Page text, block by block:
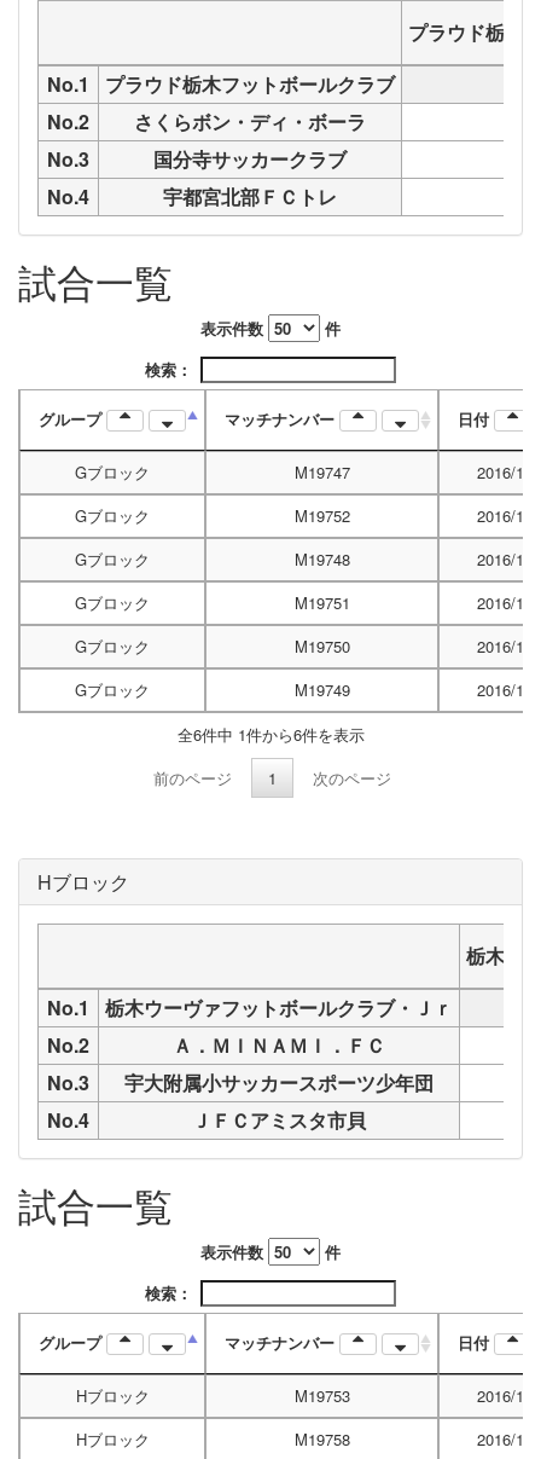
プラウド栃木
No.1
プラウド栃木フットボールクラブ
No.2
さくらボン・ディ・ボーラ
No.3
国分寺サッカークラブ
No.4
宇都宮北部ＦＣトレ
試合一覧
表示件数
件
検索：
グループ マッチナンバー 日付
Gブロック M19747
2016/12/
Gブロック
M19752
2016/12/
Gブロック
M19748
2016/12/
Gブロック
M19751
2016/12/
Gブロック
M19750
2016/12/
Gブロック
M19749
2016/12/
全6件中 1件から6件を表示
前のページ
1 次のページ
Hブロック
栃木ウ
No.1
栃木ウーヴァフットボールクラブ・Ｊｒ
No.2
Ａ．ＭＩＮＡＭＩ．ＦＣ
No.3
宇大附属小サッカースポーツ少年団
No.4
ＪＦＣアミスタ市貝
試合一覧
表示件数
件
検索：
グループ マッチナンバー 日付
Hブロック M19753
2016/12/
Hブロック
M19758
2016/12/